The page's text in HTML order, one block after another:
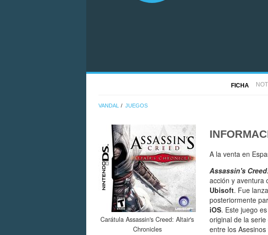
FICHA
VANDAL JUEGOS
Carátula Assassin's Creed: Altair's
Chronicles
A la venta en
Assassin's
acción y aventura
Ubisoft. Fue
posteriormente
iOS. Este juego
original de la
entre los